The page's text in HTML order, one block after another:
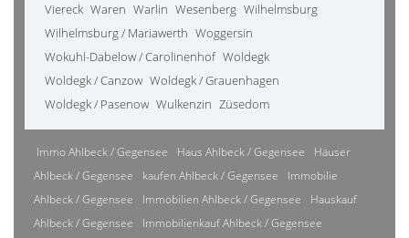
Viereck Waren Warlin Wesenberg Wilhelmsburg
Wilhelmsburg / Mariawerth Woggersin
Wokuhl-Dabelow / Carolinenhof Woldegk
Woldegk / Canzow Woldegk / Grauenhagen
Woldegk / Pasenow Wulkenzin Züsedom
Immo Ahlbeck / Gegensee Haus Ahlbeck / Gegensee
Häuser
Ahlbeck / Gegensee
kaufen Ahlbeck / Gegensee
Immobilie
Ahlbeck / Gegensee
Immobilien Ahlbeck / Gegensee
Hauskauf
Ahlbeck / Gegensee
Immobilienkauf Ahlbeck / Gegensee